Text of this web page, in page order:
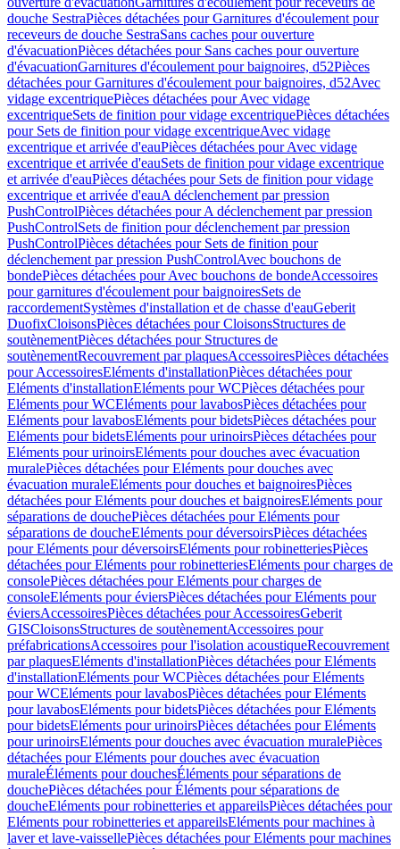
douche SestraPièces détachées pour Garnitures d'écoulement pour
receveurs de douche SestraSans caches pour ouverture
d'évacuationPièces détachées pour Sans caches pour ouverture
d'évacuationGarnitures d'écoulement pour baignoires, d52Pièces
détachées pour Garnitures d'écoulement pour baignoires, d52Avec
vidage excentriquePièces détachées pour Avec vidage
excentriqueSets de finition pour vidage excentriquePièces détachées
pour Sets de finition pour vidage excentriqueAvec vidage
excentrique et arrivée d'eauPièces détachées pour Avec vidage
excentrique et arrivée d'eauSets de finition pour vidage excentrique
et arrivée d'eauPièces détachées pour Sets de finition pour vidage
excentrique et arrivée d'eauA déclenchement par pression
PushControlPièces détachées pour A déclenchement par pression
PushControlSets de finition pour déclenchement par pression
PushControlPièces détachées pour Sets de finition pour
déclenchement par pression PushControlAvec bouchons de
bondePièces détachées pour Avec bouchons de bondeAccessoires
pour garnitures d'écoulement pour baignoiresSets de
raccordementSystèmes d'installation et de chasse d'eauGeberit
DuofixCloisonsPièces détachées pour CloisonsStructures de
soutènementPièces détachées pour Structures de
soutènementRecouvrement par plaquesAccessoiresPièces détachées
pour AccessoiresEléments d'installationPièces détachées pour
Eléments d'installationEléments pour WCPièces détachées pour
Eléments pour WCEléments pour lavabosPièces détachées pour
Eléments pour lavabosEléments pour bidetsPièces détachées pour
Eléments pour bidetsEléments pour urinoirsPièces détachées pour
Eléments pour urinoirsEléments pour douches avec évacuation
muralePièces détachées pour Eléments pour douches avec
évacuation muraleEléments pour douches et baignoiresPièces
détachées pour Eléments pour douches et baignoiresEléments pour
séparations de douchePièces détachées pour Eléments pour
séparations de doucheEléments pour déversoirsPièces détachées
pour Eléments pour déversoirsEléments pour robinetteriesPièces
détachées pour Eléments pour robinetteriesEléments pour charges de
consolePièces détachées pour Eléments pour charges de
consoleEléments pour éviersPièces détachées pour Eléments pour
éviersAccessoiresPièces détachées pour AccessoiresGeberit
GISCloisonsStructures de soutènementAccessoires pour
préfabricationsAccessoires pour l'isolation acoustiqueRecouvrement
par plaquesEléments d'installationPièces détachées pour Eléments
d'installationEléments pour WCPièces détachées pour Eléments
pour WCEléments pour lavabosPièces détachées pour Eléments
pour lavabosEléments pour bidetsPièces détachées pour Eléments
pour bidetsEléments pour urinoirsPièces détachées pour Eléments
pour urinoirsEléments pour douches avec évacuation muralePièces
détachées pour Eléments pour douches avec évacuation
muraleÉléments pour douchesÉléments pour séparations de
douchePièces détachées pour Éléments pour séparations de
doucheEléments pour robinetteries et appareilsPièces détachées pour
Eléments pour robinetteries et appareilsEléments pour machines à
laver et lave-vaissellePièces détachées pour Eléments pour machines